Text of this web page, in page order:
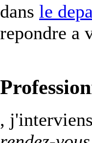
dans le
repondre a
,